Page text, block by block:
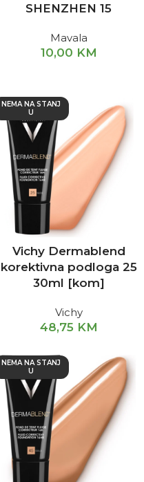
SHENZHEN 15
Mavala
10,00 KM
NEMA NA STANJ
U
Vichy Dermablend
korektivna podloga 25
30ml [kom]
Vichy
48,75 KM
NEMA NA STANJ
U